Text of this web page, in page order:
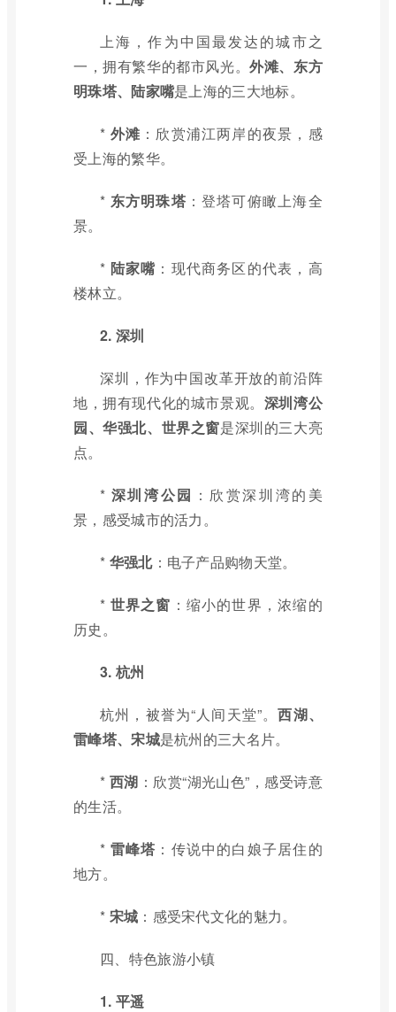
上海，作为中国最发达的城市之
一，拥有繁华的都市风光。外滩、东方
明珠塔、陆家嘴是上海的三大地标。
* 外滩 ：欣赏浦江两岸的夜景，感
受上海的繁华。
* 东方明珠塔 ：登塔可俯瞰上海全
景。
* 陆家嘴 ：现代商务区的代表，高
楼林立。
2. 深圳
深圳，作为中国改革开放的前沿阵
地，拥有现代化的城市景观。 深圳湾公
园、华强北、世界之窗是深圳的三大亮
点。
* 深圳湾公园 ：欣赏深圳湾的美
景，感受城市的活力。
* 华强北：电子产品购物天堂。
* 世界之窗 ：缩小的世界，浓缩的
历史。
3. 杭州
杭州，被誉为“人间天堂”。西湖、
雷峰塔、宋城是杭州的三大名片。
* 西湖 ：欣赏“湖光山色”，感受诗意
的生活。
* 雷峰塔 ：传说中的白娘子居住的
地方。
* 宋城 ：感受宋代文化的魅力。
四、特色旅游小镇
1. 平遥